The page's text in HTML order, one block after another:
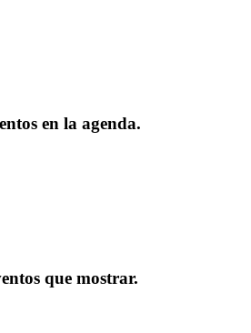
en la agenda.
que mostrar.